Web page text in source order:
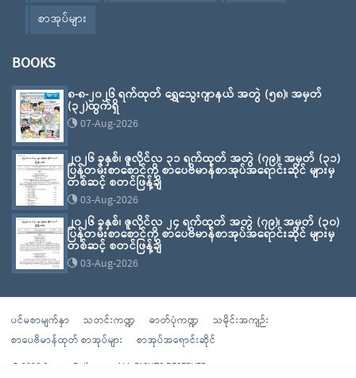
စာအုပ်များ
BOOKS
၈-၈-၂၀၂၆ ရက်ထုတ် ရွှေသွေးဂျာနယ် အတွဲ (၅၈)၊ အမှတ်
(၃၂)ထွက်ရှိ
07-Aug-2026
၂၀၂၆ ခုနှစ်၊ ဇူလိုင်လ ၃၁ ရက်ထုတ် အတွဲ (၇၉)၊ အမှတ် (၃၁)
ပြန်တမ်းစာစောင်ကို စာပေဗိမာန်စာအုပ်အရောင်းဆိုင် များမှ
တစ်ဆင့် စတင်ဖြန့်ချိ
03-Aug-2026
၂၀၂၆ ခုနှစ်၊ ဇူလိုင်လ ၂၄ ရက်ထုတ် အတွဲ (၇၉)၊ အမှတ် (၃၀)
ပြန်တမ်းစာစောင်ကို စာပေဗိမာန်စာအုပ်အရောင်းဆိုင် များမှ
တစ်ဆင့် စတင်ဖြန့်ချိ
03-Aug-2026
ပင်မစာမျက်နှာ သတင်းကဏ္ဍ ဓာတ်ပုံကဏ္ဍ
သမိုင်းအကျဉ်း
စာပေဗိမာန်ထုတ် စာအုပ်များ
စာအုပ်အရောင်းဆိုင်
© 2026 Sarpay Beikman - ALL RIGHTS RESERVED